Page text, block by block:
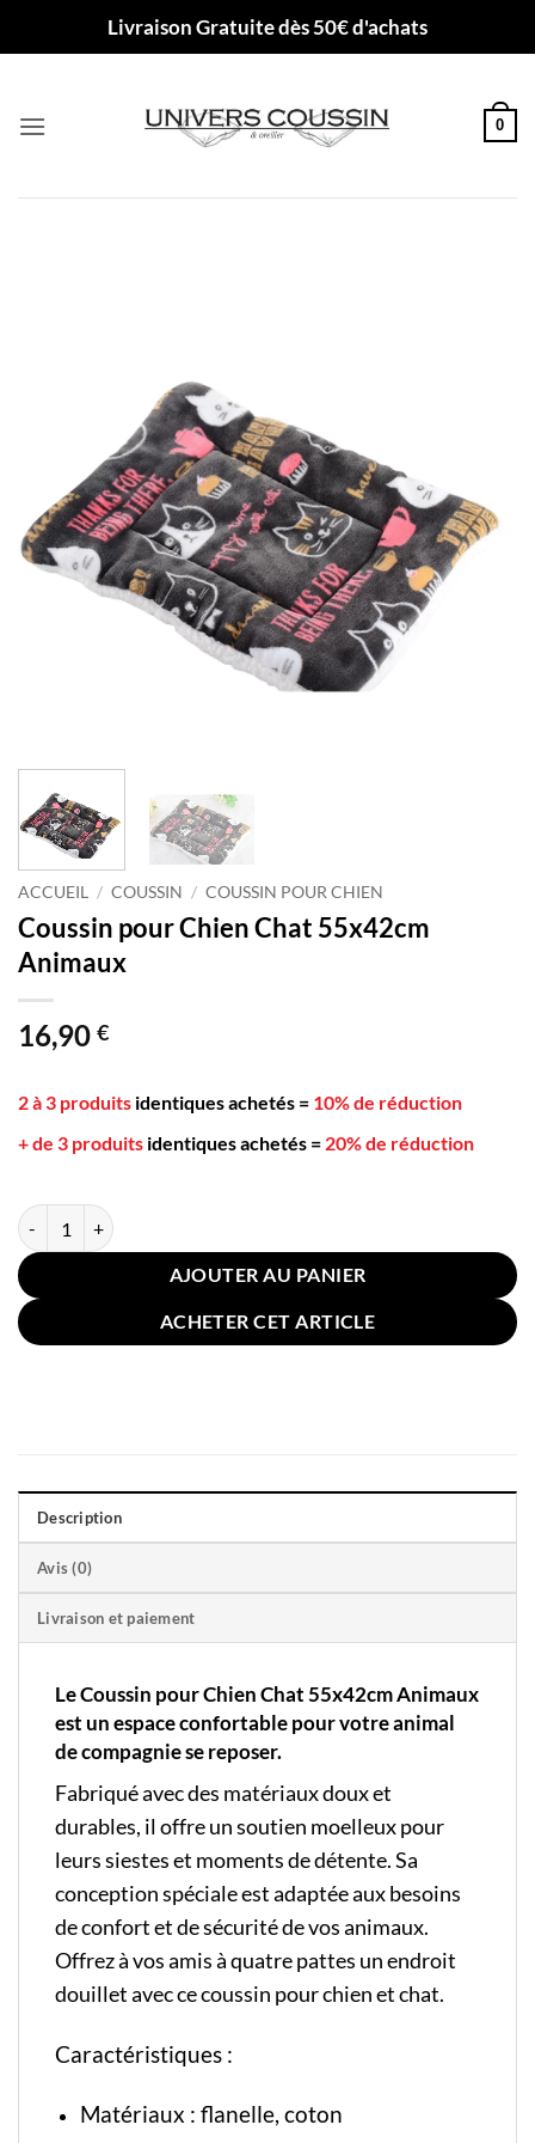
Livraison Gratuite dès 50€ d'achats
0
ACCUEIL / COUSSIN / COUSSIN POUR CHIEN
Coussin pour Chien Chat 55x42cm
Animaux
16,90 €
2 à 3 produits identiques achetés = 10% de réduction
+ de 3 produits identiques achetés = 20% de réduction
quantité de Coussin pour Chien Chat 55x42cm Animaux
AJOUTER AU PANIER
ACHETER CET ARTICLE
Description
Avis (0)
Livraison et paiement
Le Coussin pour Chien Chat 55x42cm Animaux
est un espace confortable pour votre animal
de compagnie se reposer.
Fabriqué avec des matériaux doux et
durables, il offre un soutien moelleux pour
leurs siestes et moments de détente. Sa
conception spéciale est adaptée aux besoins
de confort et de sécurité de vos animaux.
Offrez à vos amis à quatre pattes un endroit
douillet avec ce coussin pour chien et chat.
Caractéristiques :
Matériaux : flanelle, coton